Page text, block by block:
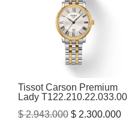
Tissot Carson Premium
Lady T122.210.22.033.00
$2.943.000 El
$ 2.300.000El